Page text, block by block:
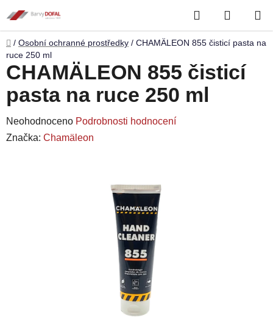
na
obsah
Hledat
KOŠÍK
Domů
/ Osobní ochranné prostředky / CHAMÄLEON 855 čisticí pasta na
ruce 250 ml
CHAMÄLEON 855 čisticí
pasta na ruce 250 ml
Průměrné
hodnocení
Neohodnoceno Podrobnosti hodnocení
Značka: Chamäleon